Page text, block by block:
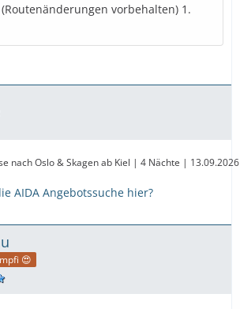
vorbehalten) 1.
nach Oslo & Skagen ab Kiel | 4 Nächte |
AIDA Angebotssuche hier?
😍